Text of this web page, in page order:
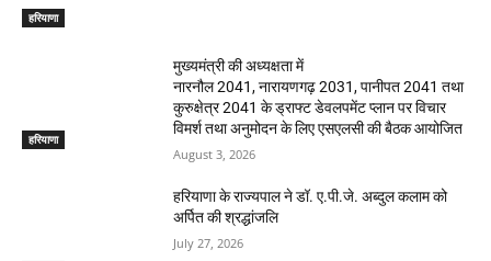
हरियाणा
हरियाणा
मुख्यमंत्री की अध्यक्षता में
नारनौल 2041, नारायणगढ़ 2031, पानीपत 2041 तथा
कुरुक्षेत्र 2041 के ड्राफ्ट डेवलपमेंट प्लान पर विचार
विमर्श तथा अनुमोदन के लिए एसएलसी की बैठक आयोजित
August 3, 2026
हरियाणा के राज्यपाल ने डॉ. ए.पी.जे. अब्दुल कलाम को
अर्पित की श्रद्धांजलि
July 27, 2026